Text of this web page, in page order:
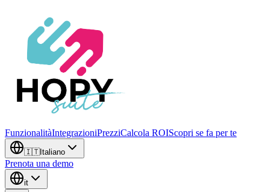
FunzionalitàIntegrazioniPrezziCalcola ROIScopri se fa per te
🇮🇹Italiano
Prenota una demo
it